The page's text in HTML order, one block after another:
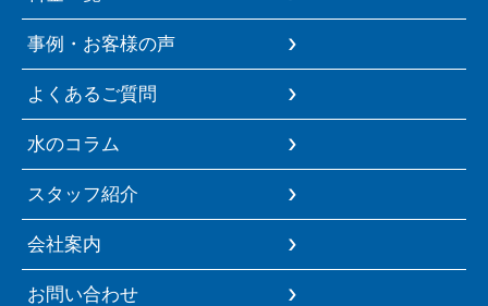
事例・お客様の声
よくあるご質問
水のコラム
スタッフ紹介
会社案内
お問い合わせ